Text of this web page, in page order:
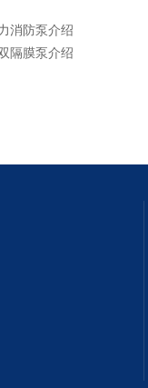
消防泵介绍
隔膜泵介绍